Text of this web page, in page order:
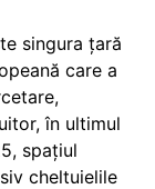
singura țară
care a
în ultimul
spațiul
cheltuielile